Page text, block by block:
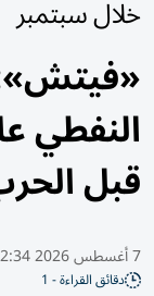
خلال سبتمبر
«فيتش»:
النفطي
قبل
7 أغسطس 2026 22:34 مساء
دقائق القراءة - 1